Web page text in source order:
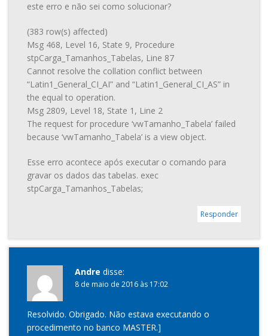
este erro e não sei como solucionar?
(383 row(s) affected)
Msg 468, Level 16, State 9, Procedure
stpCarga_Tamanhos_Tabelas, Line 87
Cannot resolve the collation conflict between
“Latin1_General_CI_AI” and “Latin1_General_CI_AS” in
the equal to operation.
Msg 2809, Level 18, State 1, Line 2
The request for procedure ‘vwTamanho_Tabela’ failed
because ‘vwTamanho_Tabela’ is a view object.
Esse erro acontece após executar o comando para
gravar os dados das tabelas. exec
stpCarga_Tamanhos_Tabelas;
Responder
Andre disse:
8 de maio de 2016 às 17:02
Resolvido. Obrigado. Não estava executando o
procedimento no banco MASTER.]